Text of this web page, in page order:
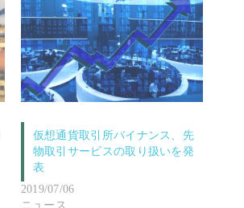
仮想通貨取引所バイナンス、先
物取引サービスの取り扱いを発
表
2019/07/06
ニュース